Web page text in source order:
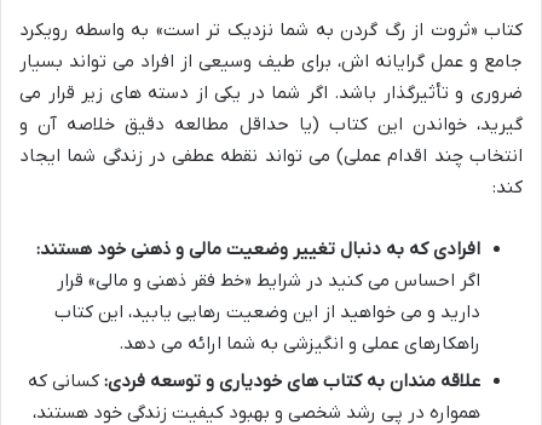
کتاب «ثروت از رگ گردن به شما نزدیک تر است» به واسطه رویکرد
جامع و عمل گرایانه اش، برای طیف وسیعی از افراد می تواند بسیار
ضروری و تأثیرگذار باشد. اگر شما در یکی از دسته های زیر قرار می
گیرید، خواندن این کتاب (یا حداقل مطالعه دقیق خلاصه آن و
انتخاب چند اقدام عملی) می تواند نقطه عطفی در زندگی شما ایجاد
کند:
افرادی که به دنبال تغییر وضعیت مالی و ذهنی خود هستند:
اگر احساس می کنید در شرایط «خط فقر ذهنی و مالی» قرار
دارید و می خواهید از این وضعیت رهایی یابید، این کتاب
راهکارهای عملی و انگیزشی به شما ارائه می دهد.
علاقه مندان به کتاب های خودیاری و توسعه فردی: کسانی که
همواره در پی رشد شخصی و بهبود کیفیت زندگی خود هستند،